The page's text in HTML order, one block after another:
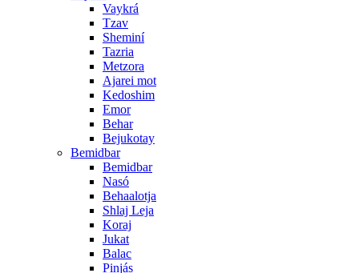
Vaykrá
Tzav
Sheminí
Tazria
Metzora
Ajarei mot
Kedoshim
Emor
Behar
Bejukotay
Bemidbar
Bemidbar
Nasó
Behaalotja
Shlaj Leja
Koraj
Jukat
Balac
Pinjás